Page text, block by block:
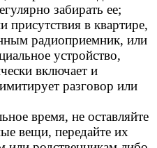
забирать ее;
присутствия в квартире,
радиоприемник, или
устройство,
включает и
разговор или
время, не оставляйте
вещи, передайте их